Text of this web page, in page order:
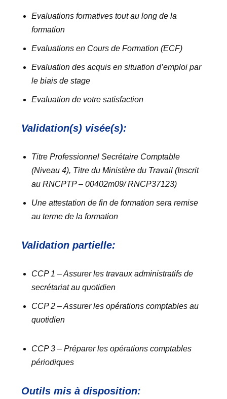
Evaluations formatives tout au long de la
formation
Evaluations en Cours de Formation (ECF)
Evaluation des acquis en situation d’emploi par
le biais de stage
Evaluation de votre satisfaction
Validation(s) visée(s):
Titre Professionnel Secrétaire Comptable
(Niveau 4), Titre du Ministère du Travail (Inscrit
au RNCPTP – 00402m09/ RNCP37123)
Une attestation de fin de formation sera remise
au terme de la formation
Validation partielle:
CCP 1 – Assurer les travaux administratifs de
secrétariat au quotidien
CCP 2 – Assurer les opérations comptables au
quotidien
CCP 3 – Préparer les opérations comptables
périodiques
Outils mis à disposition: